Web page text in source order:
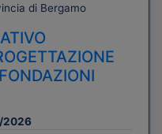
di Bergamo
2026